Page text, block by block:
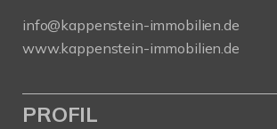
info@kappenstein-immobilien.de
www.kappenstein-immobilien.de
PROFIL